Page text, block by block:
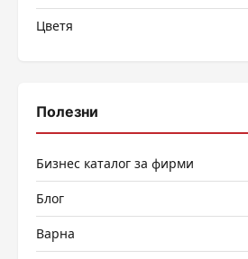
Цветя
Полезни
Бизнес каталог за фирми
Блог
Варна